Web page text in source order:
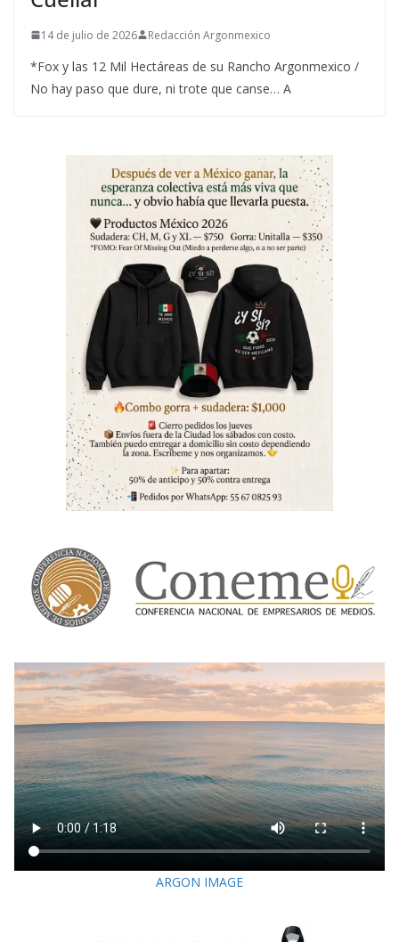
14 de julio de 2026 Redacción Argonmexico
*Fox y las 12 Mil Hectáreas de su Rancho Argonmexico /
No hay paso que dure, ni trote que canse… A
ARGON IMAGE